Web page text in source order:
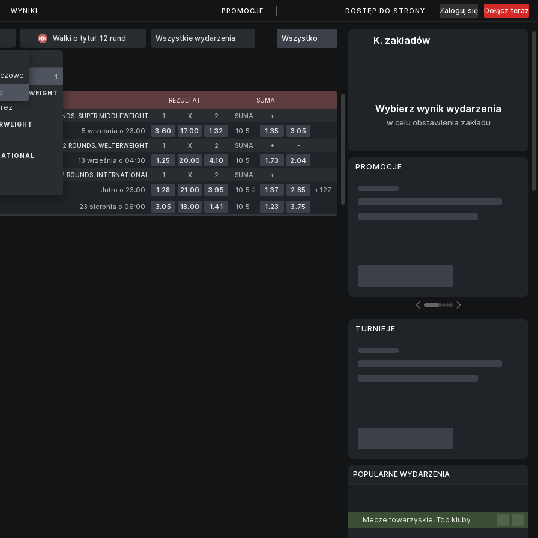
WYNIKI
WYNIKI PROMOCJE DOSTĘP DO STRONY Zaloguj się Dołącz teraz
Walki o tytuł. 12 rund Wszystkie wydarzenia Wszystko
REZULTAT SUMA
FIGHTS. 12 ROUNDS. SUPER MIDDLEWEIGHT 1 X 2 SUMA + -
5 września o 23:00 3.60 17.00 1.32 10.5 1.35 3.05
TITLE FIGHTS. 12 ROUNDS. WELTERWEIGHT 1 X 2 SUMA + -
13 września o 04:30 1.25 20.00 4.10 10.5 1.73 2.04
TITLE BOUTS. 12 ROUNDS. INTERNATIONAL 1 X 2 SUMA + -
Jutro o 23:00 1.28 21.00 3.95 10.5 1.37 2.85
+127
23 sierpnia o 06:00 3.05 18.00 1.41 10.5 1.23 3.75
K. zakładów
Wybierz wynik wydarzenia
w celu obstawienia zakładu
PROMOCJE
TURNIEJE
POPULARNE WYDARZENIA
Mecze towarzyskie. Top kluby
4